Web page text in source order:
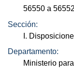
56550 a
Sección:
I.
Departamento:
Ministerio